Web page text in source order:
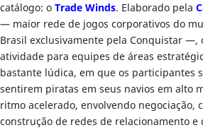
catálogo: oTrade Winds. Elaborado pela
— maior rede de jogos corporativos do
Brasil exclusivamente pela Conquistar —,
atividade para equipes de áreas
bastante lúdica, em que os participantes
sentirem piratas em seus navios em alto
ritmo acelerado, envolvendo negociação,
construção de redes de relacionamento e